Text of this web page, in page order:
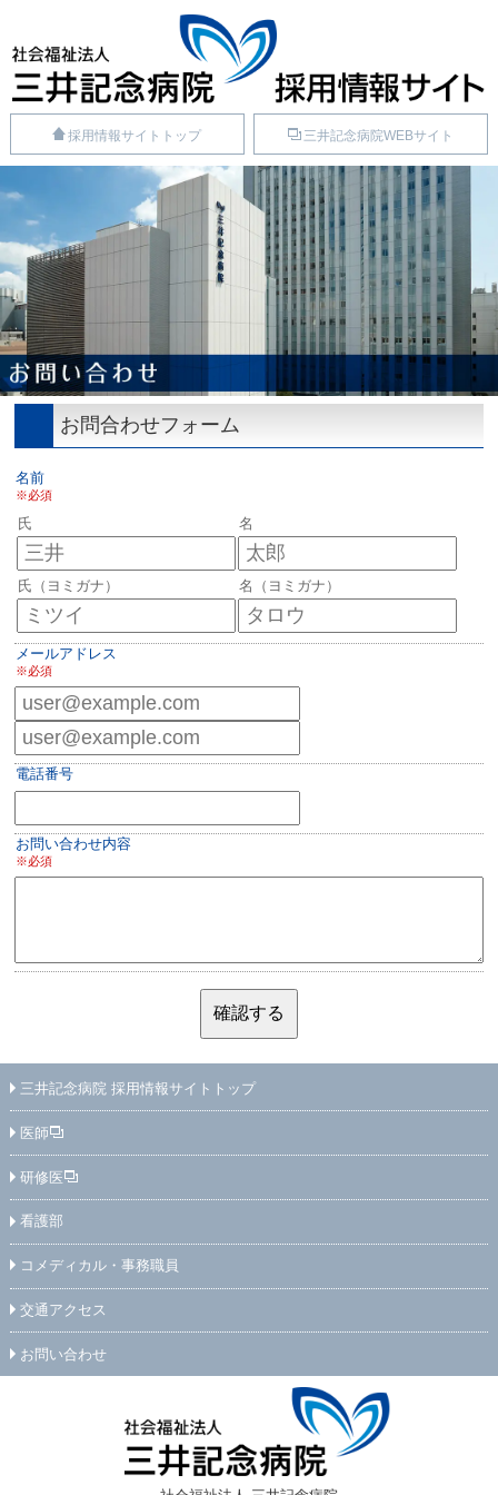
採用情報サイトトップ 三井記念病院WEBサイト
お問合わせフォーム
名前
必須
氏 名
氏（ヨミガナ） 名（ヨミガナ）
メールアドレス
必須
電話番号
お問い合わせ内容
必須
確認する
三井記念病院 採用情報サイトトップ
医師
研修医
看護部
コメディカル・事務職員
交通アクセス
お問い合わせ